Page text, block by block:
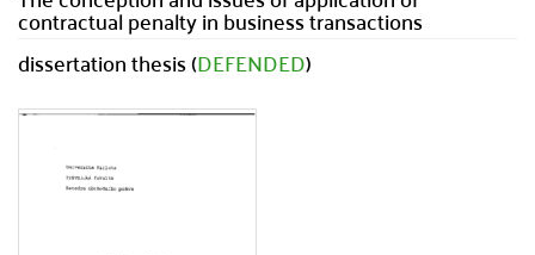
contractual penalty in business transactions
dissertation thesis (DEFENDED)